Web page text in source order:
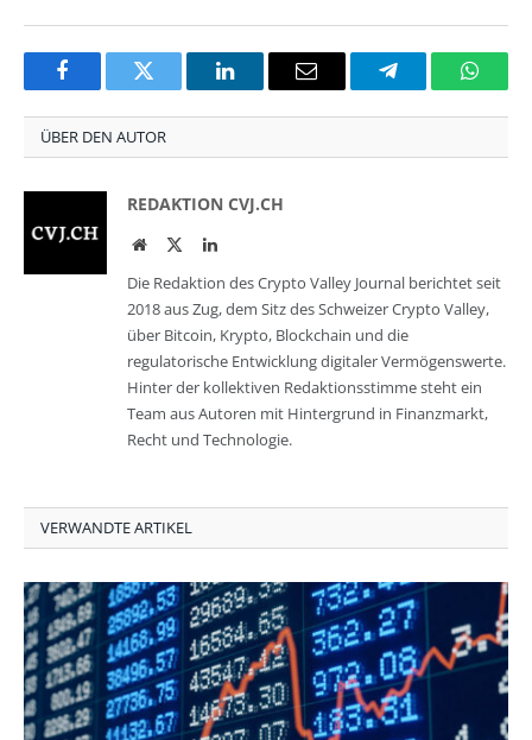
FacebookTwitter LinkedInEmail Telegram
ÜBER DEN AUTOR
REDAKTION CVJ.CH
WebsiteTwitterLinkedIn
Die Redaktion des Crypto Valley Journal berichtet seit
2018 aus Zug, dem Sitz des Schweizer Crypto Valley,
über Bitcoin, Krypto, Blockchain und die
regulatorische Entwicklung digitaler Vermögenswerte.
Hinter der kollektiven Redaktionsstimme steht ein
Team aus Autoren mit Hintergrund in Finanzmarkt,
Recht und Technologie.
VERWANDTE ARTIKEL